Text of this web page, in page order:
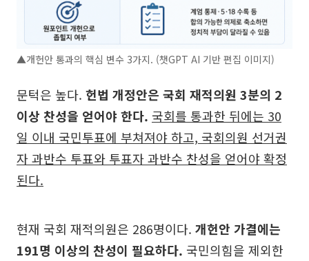
▲개헌안 통과의 핵심 변수 3가지. (챗GPT AI 기반 편집 이미지)
문턱은 높다. 헌법 개정안은 국회 재적의원 3분의 2
이상 찬성을 얻어야 한다. 국회를 통과한 뒤에는 30
일 이내 국민투표에 부쳐져야 하고, 국회의원 선거권
자 과반수 투표와 투표자 과반수 찬성을 얻어야 확정
된다.
현재 국회 재적의원은 286명이다. 개헌안 가결에는
191명 이상의 찬성이 필요하다. 국민의힘을 제외한